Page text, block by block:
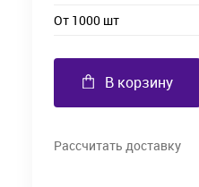
От 1000 шт
В корзину
Рассчитать доставку